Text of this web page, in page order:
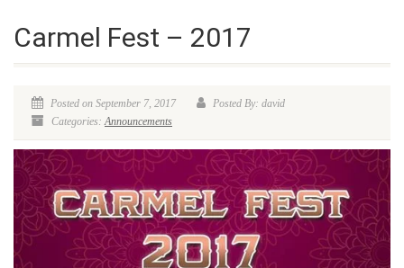
Carmel Fest – 2017
Posted on September 7, 2017
Posted By: david
Categories:Announcements